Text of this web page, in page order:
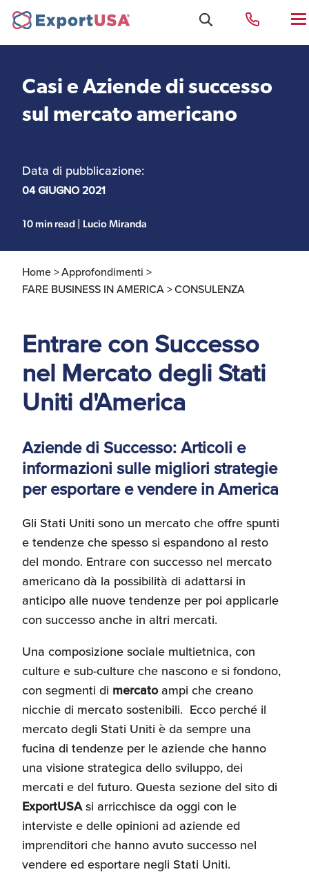
Uffici e Team Exportusa
di Rimini
Uffici e Team
ExportUSA a New York
ExportUSA a Bruxelles
I Partner di ExportUSA
New York, Corp.
commercio con gli USA
gli ITIN
Media
aziende italiane
Costituzione società e
Servizi Expat Italiani
negli USA
FDA
Ricerca Distributori di
Macchinari Industriali
Branding e
Comunicazione
e Accesso al Mercato
Apertura Ristoranti
negli Stati Uniti
Ricerche di Mercato
Assicurazioni, Permessi
e Licenze
Casi e Aziende di successo
sul mercato americano
Data di pubblicazione:
04 GIUGNO 2021
10 min read | Lucio Miranda
Home >Approfondimenti >
FARE BUSINESS IN AMERICA >CONSULENZA
Entrare con Successo
nel Mercato degli Stati
Uniti d'America
Aziende di Successo: Articoli e
informazioni sulle migliori strategie
per esportare e vendere in America
Gli Stati Uniti sono un mercato che offre spunti
e tendenze che spesso si espandono al resto
del mondo. Entrare con successo nel mercato
americano dà la possibilità di adattarsi in
anticipo alle nuove tendenze per poi applicarle
con successo anche in altri mercati.
Una composizione sociale multietnica, con
culture e sub-culture che nascono e si fondono,
con segmenti di mercatoampi che creano
nicchie di mercato sostenibili. Ecco perché il
mercato degli Stati Uniti è da sempre una
fucina di tendenze per le aziende che hanno
una visione strategica dello sviluppo, dei
mercati e del futuro. Questa sezione del sito di
ExportUSAsi arricchisce da oggi con le
interviste e delle opinioni ad aziende ed
imprenditori che hanno avuto successo nel
vendere ed esportare negli Stati Uniti.